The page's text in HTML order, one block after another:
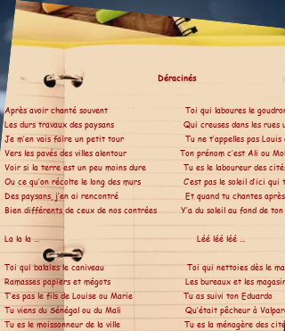
Déracinés
Après avoir chanté souvent Toi qui laboures le goudron
Les durs travaux des paysans Qui creuses dans les rues un
Je m’en vais faire un petit tour Tu ne t’appelles pas Louis ou
Vers les pavés des villes alentour Ton prénom c’est Ali ou
Voir si la terre est un peu moins dure Tu es le laboureur des cités
Ou ce qu’on récolte le long des murs C’est pas le soleil d’ici qui
Des paysans, j’en ai rencontré Et quand tu chantes après
Bien différents de ceux de nos contrées Y’a du soleil au fond de ton
La la la ... Léé léé léé ...
Toi qui balaies le caniveau Toi qui nettoies dès le
Ramasses papiers et mégots Les bureaux et les magasins
T’es pas le fils de Louise ou Marie Tu as suivi ton Eduardo
Tu viens du Sénégal ou du Mali Qu’était pêcheur à
Tu es le moissonneur de la ville Tu es la ménagère des cités